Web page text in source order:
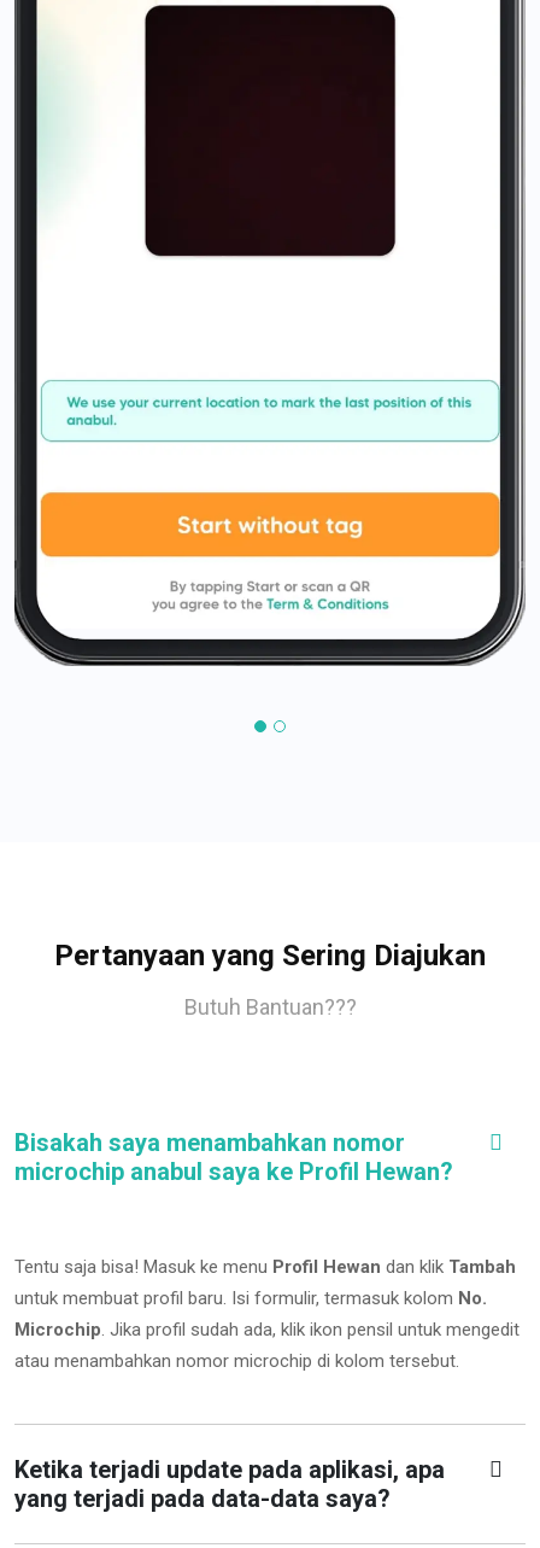
Pertanyaan yang Sering Diajukan
Butuh Bantuan???
Bisakah saya menambahkan nomor
microchip anabul saya ke Profil Hewan?
Tentu saja bisa! Masuk ke menu Profil Hewan dan klik Tambah
untuk membuat profil baru. Isi formulir, termasuk kolom No.
Microchip. Jika profil sudah ada, klik ikon pensil untuk mengedit
atau menambahkan nomor microchip di kolom tersebut.
Ketika terjadi update pada aplikasi, apa
yang terjadi pada data-data saya?